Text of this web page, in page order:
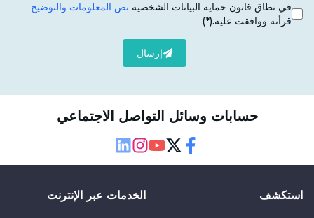
في نطاق قانون حماية البيانات الشخصية نص المعلومات والتوضيح
قرأته ووافقت عليه.(*)
إرسال
حسابات وسائل التواصل الاجتماعي
استكشف الخدمات عبر الإنترنت